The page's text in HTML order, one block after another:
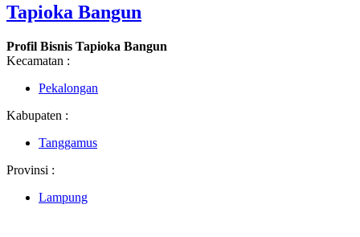
Tapioka Bangun
Profil Bisnis Tapioka Bangun
Kecamatan :
Pekalongan
Kabupaten :
Tanggamus
Provinsi :
Lampung